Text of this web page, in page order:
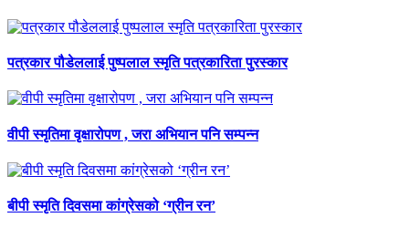
पत्रकार पौडेललाई पुष्पलाल स्मृति पत्रकारिता पुरस्कार
वीपी स्मृतिमा वृक्षारोपण , जरा अभियान पनि सम्पन्न
बीपी स्मृति दिवसमा कांग्रेसको ‘ग्रीन रन’